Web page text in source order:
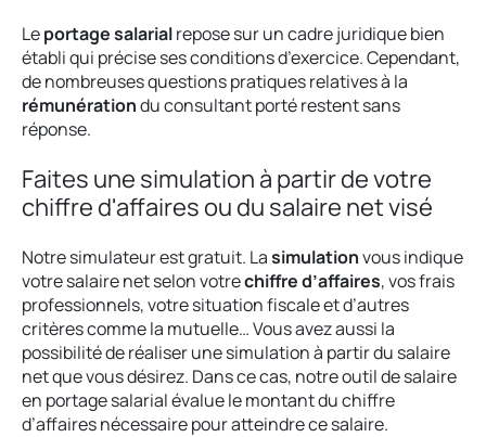
Leportage salarialrepose sur un cadre juridique bien
établi qui précise ses conditions d’exercice. Cependant,
de nombreuses questions pratiques relatives à la
rémunérationdu consultant porté restent sans
réponse.
Faites une simulation à partir de votre
chiffre d'affaires ou du salaire net visé
Notre simulateur est gratuit. Lasimulationvous indique
votre salaire net selon votrechiffre d’affaires, vos frais
professionnels, votre situation fiscale et d’autres
critères comme la mutuelle… Vous avez aussi la
possibilité de réaliser une simulation à partir du salaire
net que vous désirez. Dans ce cas, notre outil de salaire
en portage salarial évalue le montant du chiffre
d’affaires nécessaire pour atteindre ce salaire.